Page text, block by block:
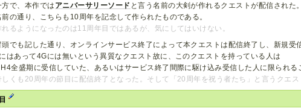
方で、本作では アニバーサリーソード と言う名前の大剣が作れるクエストが配信された。
前の通り、こちらも10周年を記念して作られたものである。
れるようになったのは11周年目ではあるが、気にしてはいけない。
頭でも記した通り、オンラインサービス終了によって本クエストは配信終了し、新規受
はあって4Gには無いという異質なクエスト故に、このクエストを持っている人は
全盛期に受信していた、あるいはサービス終了間際に駆け込み受信した人に限られる
しくも20周年の節目に配信終了となった。そして「20周年を祝う者たち」と言うクエス